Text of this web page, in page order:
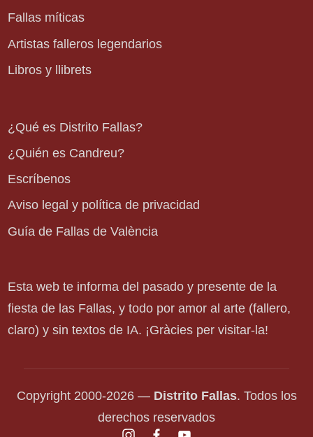
Fallas míticas
Artistas falleros legendarios
Libros y llibrets
¿Qué es Distrito Fallas?
¿Quién es Candreu?
Escríbenos
Aviso legal y política de privacidad
Guía de Fallas de València
Esta web te informa del pasado y presente de la
fiesta de las Fallas, y todo por amor al arte (fallero,
claro) y sin textos de IA. ¡Gràcies per visitar-la!
Copyright 2000-2026 — Distrito Fallas. Todos los
derechos reservados